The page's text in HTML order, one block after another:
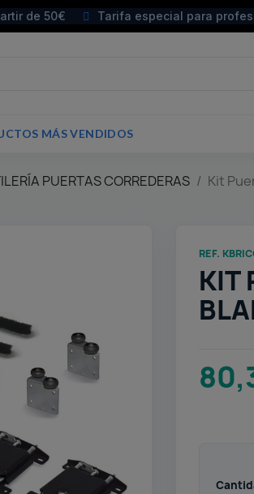
de 50€ Tarifa especial para
MÁS VENDIDOS
PUERTAS CORREDERAS Kit
REF.
KIT